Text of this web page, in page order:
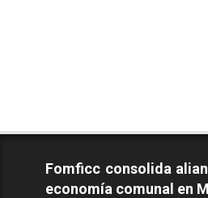
Fomficc consolida
economía comunal en